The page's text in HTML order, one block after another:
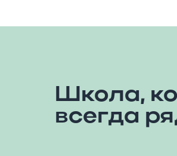
Школа,
всегда